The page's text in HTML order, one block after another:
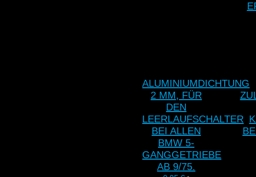
ALUMINIUMDICHTUNG
2 MM, FÜR
DEN
LEERLAUFSCHALTER
BEI ALLEN
BMW 5-
GANGGETRIEBE
AB 9/75.